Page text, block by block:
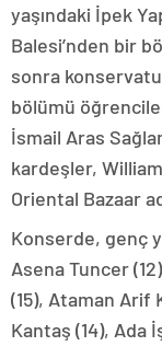
yaşındaki İpek
Balesi’nden bir
sonra
bölümü
İsmail Aras
kardeşler,
Oriental Bazaar
Konserde, genç
Asena Tuncer
(15), Ataman Arif
Kantaş (14), Ada